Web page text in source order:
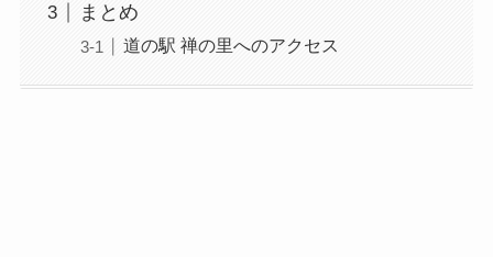
まとめ
道の駅 禅の里へのアクセス